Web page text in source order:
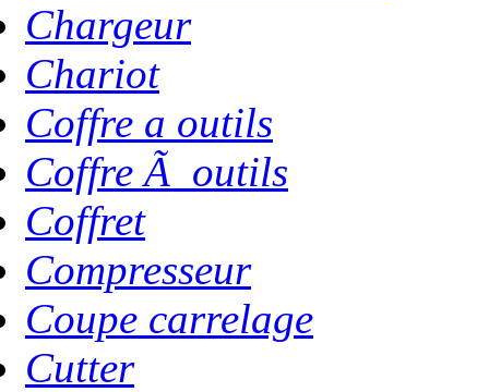
Chargeur
Chariot
Coffre a outils
Coffre Ã outils
Coffret
Compresseur
Coupe carrelage
Cutter